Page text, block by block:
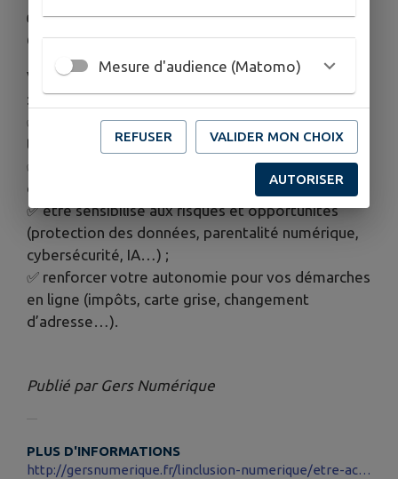
👉 Prenez rendez-vous dès à présent au 05 62
65 40 19
Votre conseiller vous accompagne pas à pas pour
:
✅ apprendre à utiliser vos appareils (ordinateur,
tablette, smartphone) ;
✅ naviguer sur internet, envoyer des photos, faire
des achats en ligne en toute sécurité ;
✅ être sensibilisé aux risques et opportunités
(protection des données, parentalité numérique,
cybersécurité, IA…) ;
✅ renforcer votre autonomie pour vos démarches
en ligne (impôts, carte grise, changement
d’adresse…).
Publié par Gers Numérique
PLUS D'INFORMATIONS
http://gersnumerique.fr/linclusion-numerique/etre-accompagne-par-un-conseiller-gers-numerique/
Mesure d'audience (Matomo)
REFUSER VALIDER MON CHOIX
AUTORISER